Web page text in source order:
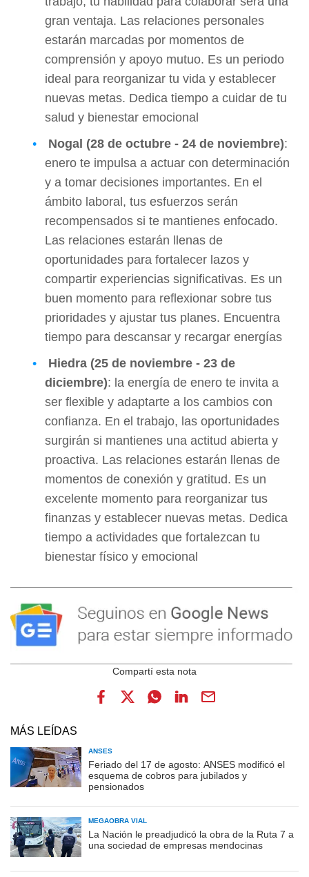
gran ventaja. Las relaciones personales
estarán marcadas por momentos de
comprensión y apoyo mutuo. Es un periodo
ideal para reorganizar tu vida y establecer
nuevas metas. Dedica tiempo a cuidar de tu
salud y bienestar emocional
Nogal (28 de octubre - 24 de noviembre):
enero te impulsa a actuar con determinación
y a tomar decisiones importantes. En el
ámbito laboral, tus esfuerzos serán
recompensados si te mantienes enfocado.
Las relaciones estarán llenas de
oportunidades para fortalecer lazos y
compartir experiencias significativas. Es un
buen momento para reflexionar sobre tus
prioridades y ajustar tus planes. Encuentra
tiempo para descansar y recargar energías
Hiedra (25 de noviembre - 23 de
diciembre): la energía de enero te invita a
ser flexible y adaptarte a los cambios con
confianza. En el trabajo, las oportunidades
surgirán si mantienes una actitud abierta y
proactiva. Las relaciones estarán llenas de
momentos de conexión y gratitud. Es un
excelente momento para reorganizar tus
finanzas y establecer nuevas metas. Dedica
tiempo a actividades que fortalezcan tu
bienestar físico y emocional
MÁS LEÍDAS
ANSES
Feriado del 17 de agosto: ANSES modificó el
esquema de cobros para jubilados y
pensionados
MEGAOBRA VIAL
La Nación le preadjudicó la obra de la Ruta 7 a
una sociedad de empresas mendocinas